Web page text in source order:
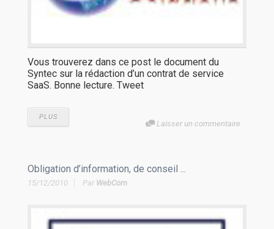
Vous trouverez dans ce post le document du
Syntec sur la rédaction d’un contrat de service
SaaS. Bonne lecture. Tweet
PLUS
Laisser un commentaire
Obligation d’information, de conseil ...
15/12/2010 Par WebCom